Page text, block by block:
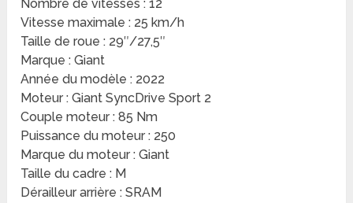
Nombre de vitesses : 12
Vitesse maximale : 25 km/h
Taille de roue : 29″/27,5″
Marque : Giant
Année du modèle : 2022
Moteur : Giant SyncDrive Sport 2
Couple moteur : 85 Nm
Puissance du moteur : 250
Marque du moteur : Giant
Taille du cadre : M
Dérailleur arrière : SRAM